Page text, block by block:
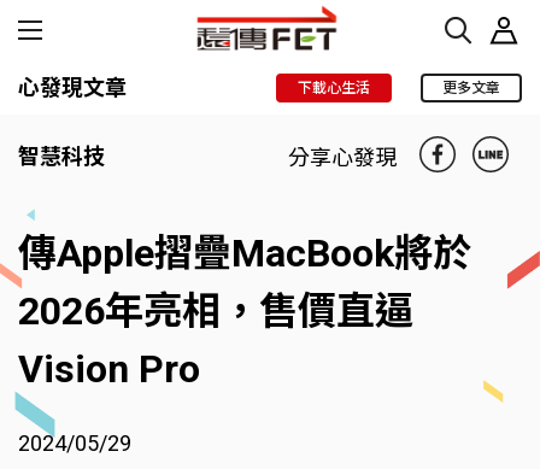
心發現文章 下載心生活 更多文章
智慧科技 分享心發現
傳Apple摺疊MacBook將於
2026年亮相，售價直逼
Vision Pro
2024/05/29